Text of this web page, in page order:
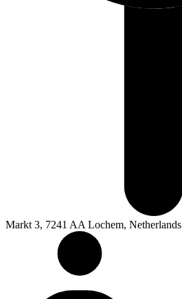
Markt 3, 7241 AA Lochem, Netherlands